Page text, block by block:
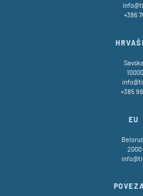
+386
+385
EU
2000